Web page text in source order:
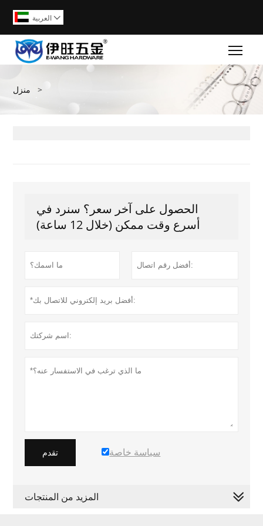
العربية 
منزل >
الحصول على آخر سعر؟ سنرد في
أسرع وقت ممكن (خلال 12 ساعة)
تقدم سياسة خاصة
المزيد من المنتجات